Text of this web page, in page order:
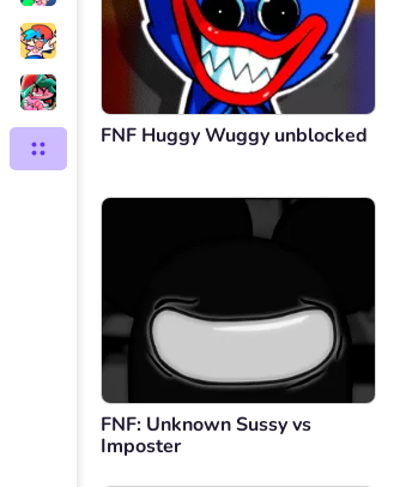
FNF Huggy Wuggy unblocked
FNF: Unknown Sussy vs
Imposter